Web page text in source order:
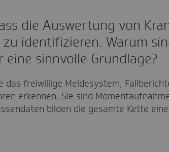
die Auswertung von
zu identifizieren. Warum
eine sinnvolle Grundlage?
das freiwillige Meldesystem,
erkennen. Sie sind
bilden die gesamte Kette